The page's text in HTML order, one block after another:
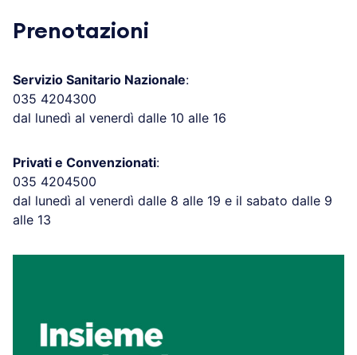
Prenotazioni
Servizio Sanitario Nazionale:
035 4204300
dal lunedì al venerdì dalle 10 alle 16
Privati e Convenzionati:
035 4204500
dal lunedì al venerdì dalle 8 alle 19 e il sabato dalle 9
alle 13